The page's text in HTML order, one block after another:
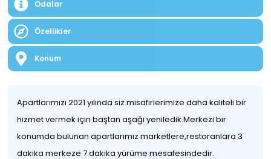
Odalar
Özellikler
Konum
Apartlarımızı 2021 yılında siz misafirlerimize daha kaliteli bir
hizmet vermek için baştan aşağı yeniledik.Merkezi bir
konumda bulunan apartlarımız marketlere,restoranlara 3
dakika merkeze 7 dakika yürüme mesafesindedir.